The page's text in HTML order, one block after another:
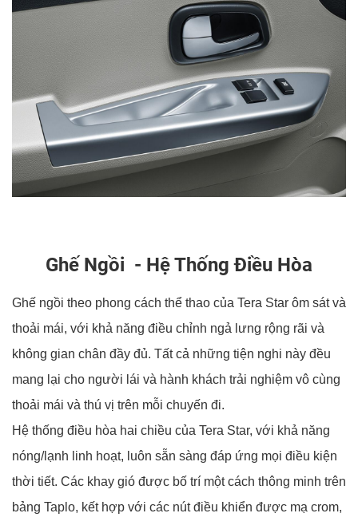
Ghế Ngồi - Hệ Thống Điều Hòa
Ghế ngồi theo phong cách thể thao của Tera Star ôm sát và
thoải mái, với khả năng điều chỉnh ngả lưng rộng rãi và
không gian chân đầy đủ. Tất cả những tiện nghi này đều
mang lại cho người lái và hành khách trải nghiệm vô cùng
thoải mái và thú vị trên mỗi chuyến đi.
Hệ thống điều hòa hai chiều của Tera Star, với khả năng
nóng/lạnh linh hoạt, luôn sẵn sàng đáp ứng mọi điều kiện
thời tiết. Các khay gió được bố trí một cách thông minh trên
bảng Taplo, kết hợp với các nút điều khiển được mạ crom,